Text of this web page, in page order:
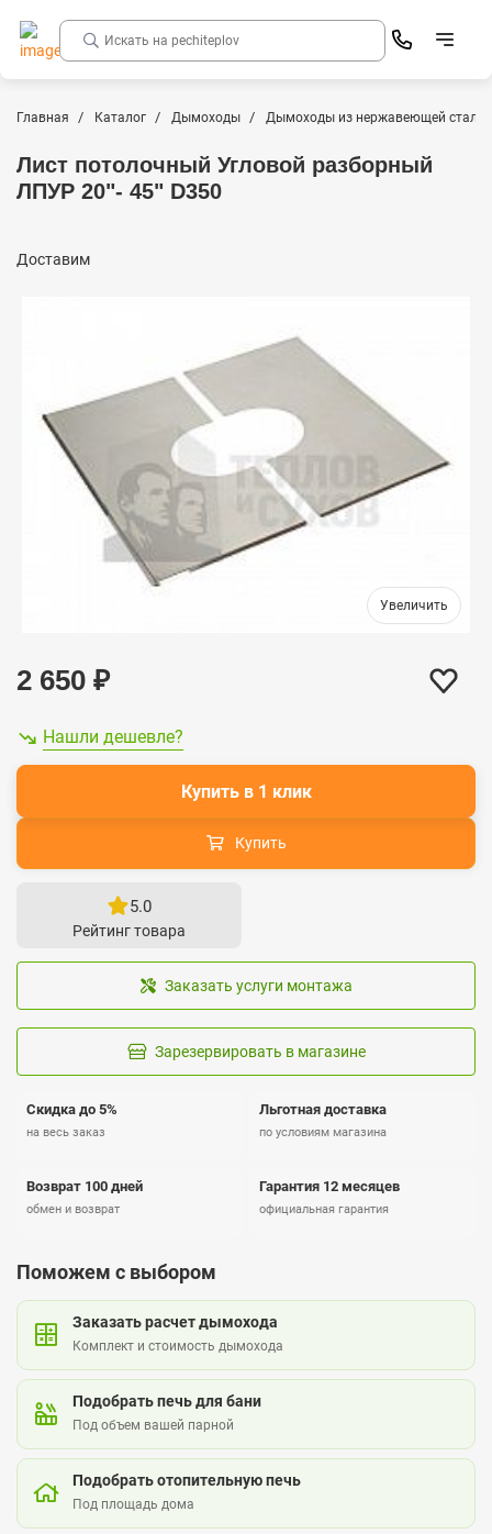
Главная Каталог Дымоходы Дымоходы из нержавеющей стали
Лист потолочный Угловой разборный
ЛПУР 20"- 45" D350
Доставим
2 650 ₽
Нашли дешевле?
Купить
Купить в 1 клик
5.0
Рейтинг товара
Заказать услуги монтажа
Зарезервировать в магазине
Скидка до 5%
на весь заказ
Льготная доставка
по условиям магазина
Возврат 100 дней
обмен и возврат
Гарантия 12 месяцев
официальная гарантия
Поможем с выбором
Заказать расчет дымохода
Комплект и стоимость дымохода
Подобрать печь для бани
Под объем вашей парной
Подобрать отопительную печь
Под площадь дома